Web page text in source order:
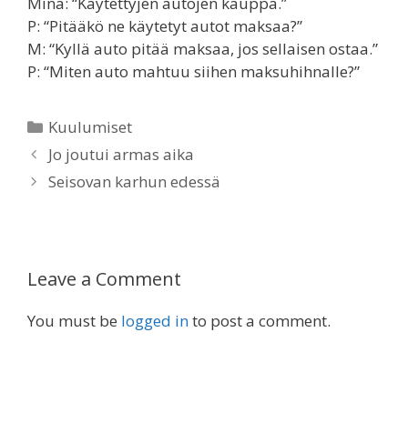
P: “Pitääkö ne käytetyt autot maksaa?”
M: “Kyllä auto pitää maksaa, jos sellaisen ostaa.”
P: “Miten auto mahtuu siihen maksuhihnalle?”
Categories
Kuulumiset
Jo joutui armas aika
Seisovan karhun edessä
Leave a Comment
You must be logged into post a comment.